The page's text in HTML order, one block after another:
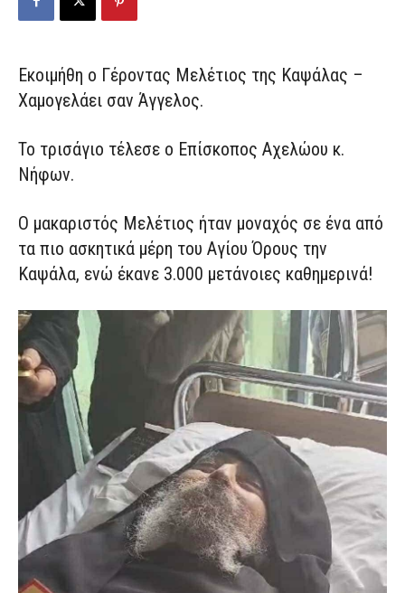
Εκοιμήθη ο Γέροντας Μελέτιος της Καψάλας –
Χαμογελάει σαν Άγγελος.
Το τρισάγιο τέλεσε ο Επίσκοπος Αχελώου κ.
Νήφων.
Ο μακαριστός Μελέτιος ήταν μοναχός σε ένα από
τα πιο ασκητικά μέρη του Αγίου Όρους την
Καψάλα, ενώ έκανε 3.000 μετάνοιες καθημερινά!